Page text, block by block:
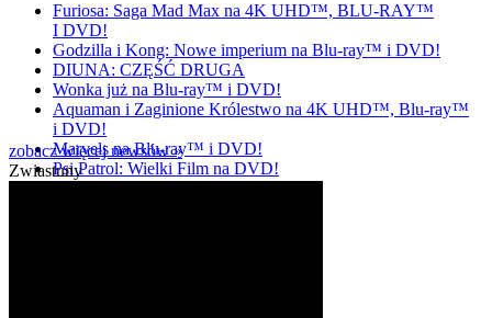
Furiosa: Saga Mad Max na 4K UHD™, BLU-RAY™
I DVD!
Godzilla i Kong: Nowe imperium na Blu-ray™ i DVD!
DIUNA: CZĘŚĆ DRUGA
Wonka już na Blu-ray™ i DVD!
Aquaman i Zaginione Królestwo na 4K UHD™, Blu-ray™
i DVD!
Marvels na Blu-ray™ i DVD!
Psi Patrol: Wielki Film na DVD!
zobacz więcej newsów »
Zwiastuny